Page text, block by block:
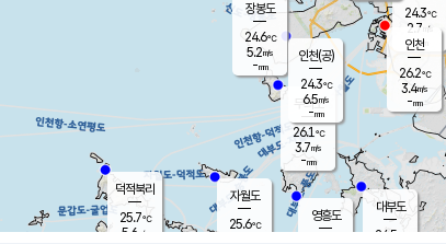
무의도
26.1℃
3.7m/s
-mm
영흥도
자월도
25.6℃
장봉도
24.6℃
5.2m/s
-mm
대부도
24.5
24.3℃
2.7 m/s
-mm
덕적북리
25.7℃
5.6 m/s
인천(공)
24.3℃
6.5m/s
-mm
인천
26.2℃
3.4m/s
-mm